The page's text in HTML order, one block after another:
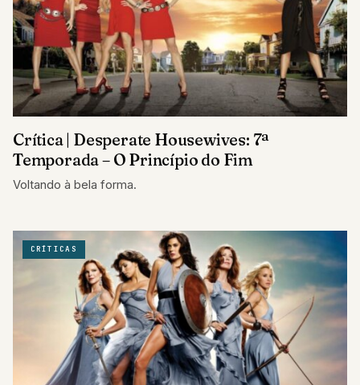
Crítica | Desperate Housewives: 7ª
Temporada – O Princípio do Fim
Voltando à bela forma.
CRÍTICAS